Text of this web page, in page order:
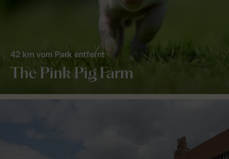
The Pink Pig Farm
42 km vom Park entfernt